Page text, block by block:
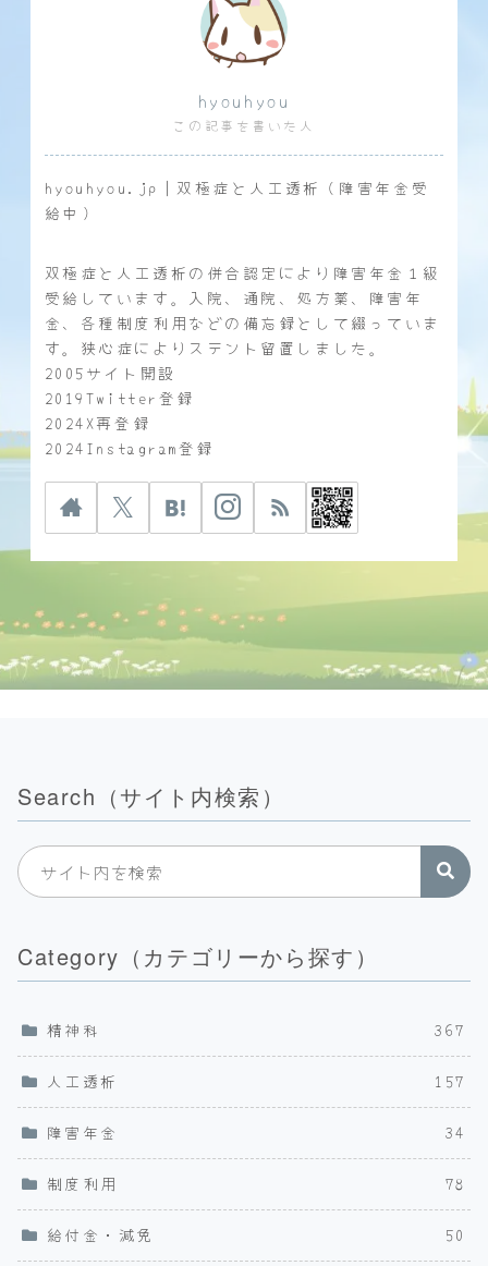
hyouhyou
この記事を書いた人
hyouhyou.jp｜双極症と人工透析（障害年金受
給中）
双極症と人工透析の併合認定により障害年金１級
受給しています。入院、通院、処方薬、障害年
金、各種制度利用などの備忘録として綴っていま
す。狭心症によりステント留置しました。
2005サイト開設
2019Twitter登録
2024X再登録
2024Instagram登録
Search（サイト内検索）
Category（カテゴリーから探す）
精神科 367
人工透析 157
障害年金 34
制度利用 78
給付金・減免 50